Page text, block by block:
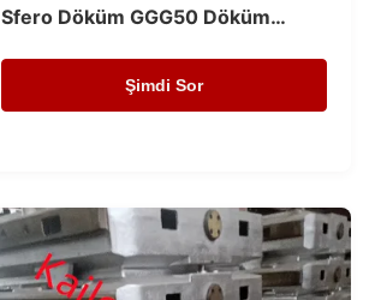
Sfero Döküm GGG50 Döküm
Şimdi Sor